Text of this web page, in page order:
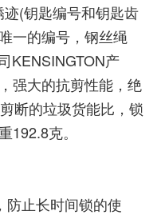
(钥匙编号和钥匙齿
一的编号，钢丝绳
KENSINGTON产
强大的抗剪性能，绝
断的垃圾货能比，锁
192.8克。
防止长时间锁的使